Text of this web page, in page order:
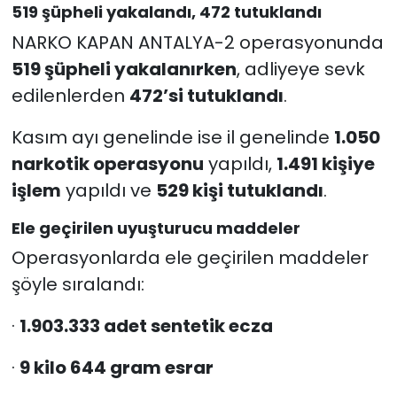
519 şüpheli yakalandı, 472 tutuklandı
NARKO KAPAN ANTALYA-2 operasyonunda
519 şüpheli yakalanırken, adliyeye sevk
edilenlerden 472’si tutuklandı.
Kasım ayı genelinde ise il genelinde 1.050
narkotik operasyonu yapıldı, 1.491 kişiye
işlem yapıldı ve 529 kişi tutuklandı.
Ele geçirilen uyuşturucu maddeler
Operasyonlarda ele geçirilen maddeler
şöyle sıralandı:
· 1.903.333 adet sentetik ecza
· 9 kilo 644 gram esrar